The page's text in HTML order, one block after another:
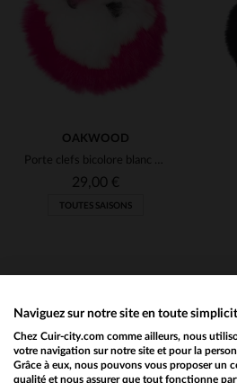
TAILLES DISPONIBLES
OAKWOOD
Porte clefs bicolore blanc et rose
29,00 €
TOUTES SAISONS
Recevez par mail
Naviguez sur notre site en toute
Chez Cuir-city.com comme ailleurs, nous
votre navigation sur notre site et pour la
Grâce à eux, nous pouvons vous proposer un
qualité et nous assurer que tout fonctionne